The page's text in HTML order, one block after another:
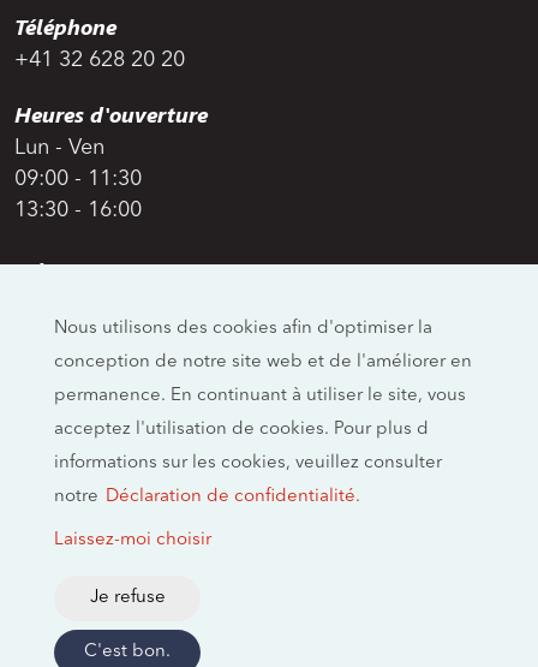
Téléphone
+41 32 628 20 20
Heures d'ouverture
Lun - Ven
09:00 - 11:30
13:30 - 16:00
Adresse
Allmendstrasse 26
CH-4658 Däniken
Réseaux sociaux
Nous utilisons des cookies afin d'optimiser la
conception de notre site web et de l'améliorer en
permanence. En continuant à utiliser le site, vous
acceptez l'utilisation de cookies. Pour plus d
informations sur les cookies, veuillez consulter
notre Déclaration de confidentialité.
Laissez-moi choisir
Je refuse
C'est bon.